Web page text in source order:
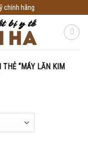
chính hãng
“MÁY LĂN KIM